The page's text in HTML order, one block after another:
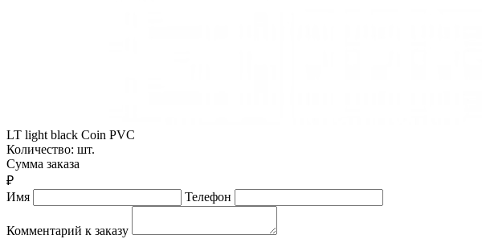
LT light black Coin PVC
Количество: шт.
Сумма заказа
₽
Имя
Телефон
Комментарий к заказу